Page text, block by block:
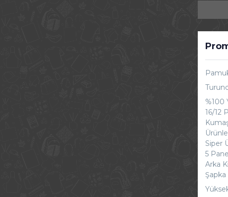
%100
16/12
Siper
5
Arka